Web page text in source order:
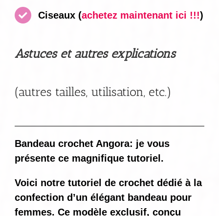
Ciseaux (achetez maintenant ici !!!)
Astuces et autres explications
(autres tailles, utilisation, etc.)
Bandeau crochet Angora: je vous
présente ce magnifique tutoriel.
Voici notre tutoriel de crochet dédié à la
confection d’un élégant bandeau pour
femmes. Ce modèle exclusif, conçu